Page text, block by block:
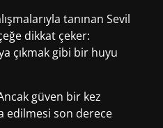
tanınan Sevil
dikkat çeker:
çıkmak gibi bir huyu
güven bir kez
edilmesi son derece